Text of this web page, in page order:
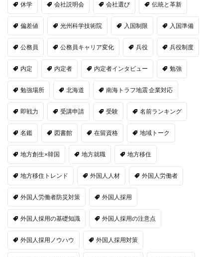
休学 会社説明会 会社選び 伝統と革新
偏差値 光州科学技術院 入国制限 入国準備
公務員 公務員キャリア変化 兵役 兵役制度
内定 内定者 内定者インタビュー 勉強
勉強場所 北海道 南海トラフ地震 企業対応
即戦力 受講申請 受験 名前ランキング
名鑑 図書館 在留資格 地域トーク
地方創生×韓国 地方就職 地方移住
地方移住トレンド 外国人人材 外国人労働者
外国人労働者防災対策 外国人採用
外国人採用の基礎知識 外国人採用の注意点
外国人採用ノウハウ 外国人採用対策